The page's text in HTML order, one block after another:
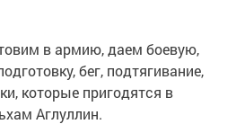
в армию, даем боевую,
бег, подтягивание,
которые пригодятся в
Аглуллин.